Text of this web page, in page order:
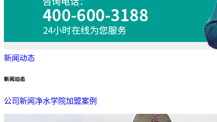
新闻动态
新闻动态
公司新闻 净水学院加盟案例